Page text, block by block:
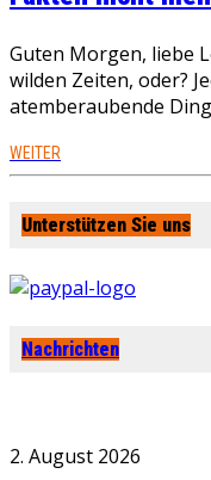
Guten Morgen, liebe
wilden Zeiten, oder?
atemberaubende
WEITER
Unterstützen Sie uns
Nachrichten
2. August 2026